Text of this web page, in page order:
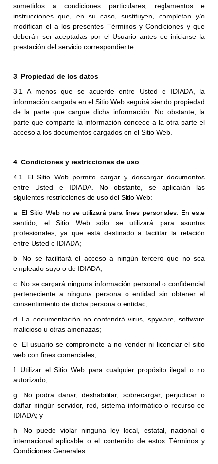
sometidos a condiciones particulares, reglamentos e
instrucciones que, en su caso, sustituyen, completan y/o
modifican el a los presentes Términos y Condiciones y que
deberán ser aceptadas por el Usuario antes de iniciarse la
prestación del servicio correspondiente.
3. Propiedad de los datos
3.1 A menos que se acuerde entre Usted e IDIADA, la
información cargada en el Sitio Web seguirá siendo propiedad
de la parte que cargue dicha información. No obstante, la
parte que comparte la información concede a la otra parte el
acceso a los documentos cargados en el Sitio Web.
4. Condiciones y restricciones de uso
4.1 El Sitio Web permite cargar y descargar documentos
entre Usted e IDIADA. No obstante, se aplicarán las
siguientes restricciones de uso del Sitio Web:
a. El Sitio Web no se utilizará para fines personales. En este
sentido, el Sitio Web sólo se utilizará para asuntos
profesionales, ya que está destinado a facilitar la relación
entre Usted e IDIADA;
b. No se facilitará el acceso a ningún tercero que no sea
empleado suyo o de IDIADA;
c. No se cargará ninguna información personal o confidencial
perteneciente a ninguna persona o entidad sin obtener el
consentimiento de dicha persona o entidad;
d. La documentación no contendrá virus, spyware, software
malicioso u otras amenazas;
e. El usuario se compromete a no vender ni licenciar el sitio
web con fines comerciales;
f. Utilizar el Sitio Web para cualquier propósito ilegal o no
autorizado;
g. No podrá dañar, deshabilitar, sobrecargar, perjudicar o
dañar ningún servidor, red, sistema informático o recurso de
IDIADA; y
h. No puede violar ninguna ley local, estatal, nacional o
internacional aplicable o el contenido de estos Términos y
Condiciones Generales.